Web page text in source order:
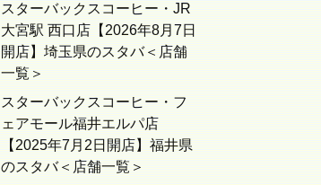
スターバックスコーヒー・JR
大宮駅 西口店【2026年8月7日
開店】埼玉県のスタバ＜店舗
一覧＞
スターバックスコーヒー・フ
ェアモール福井エルパ店
【2025年7月2日開店】福井県
のスタバ＜店舗一覧＞